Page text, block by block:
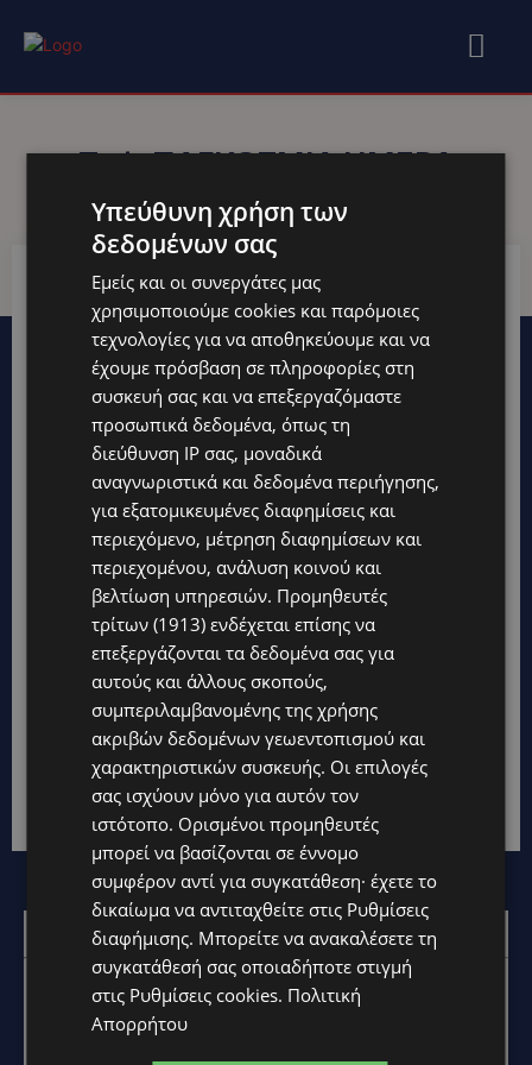
Tag:ΠΑΓΚΌΣΜΙΑ ΗΜΈΡΑ
ΠΑΓΚΟΣΜΙΑ ΗΜΕΡΑ ΣΕΞΕΡΓΑΣΙΑΣ: Το αρχαιότερο
και πιο λοιδορημένο επάγγελμα
CALENDAR 2 Ιουνίου, 2026
Γράφει ο Νίκος Κατσαρός «Πού πάτε;»
«Μπουρδελότσαρκα». Ή «Στις κοπέλες». Ή, πιο
απενεχοποιημένα —και πιο ωμά— «θα πάμε στις
Επικοινωνία: marketing@oloimedia.com
Υπεύθυνη χρήση των
δεδομένων σας
Εμείς και οι συνεργάτες μας
χρησιμοποιούμε cookies και παρόμοιες
τεχνολογίες για να αποθηκεύουμε και να
έχουμε πρόσβαση σε πληροφορίες στη
συσκευή σας και να επεξεργαζόμαστε
προσωπικά δεδομένα, όπως τη
διεύθυνση IP σας, μοναδικά
αναγνωριστικά και δεδομένα περιήγησης,
για εξατομικευμένες διαφημίσεις και
περιεχόμενο, μέτρηση διαφημίσεων και
περιεχομένου, ανάλυση κοινού και
βελτίωση υπηρεσιών. Προμηθευτές
τρίτων (1913) ενδέχεται επίσης να
επεξεργάζονται τα δεδομένα σας για
αυτούς και άλλους σκοπούς,
συμπεριλαμβανομένης της χρήσης
ακριβών δεδομένων γεωεντοπισμού και
χαρακτηριστικών συσκευής. Οι επιλογές
σας ισχύουν μόνο για αυτόν τον
ιστότοπο. Ορισμένοι προμηθευτές
μπορεί να βασίζονται σε έννομο
συμφέρον αντί για συγκατάθεση· έχετε το
δικαίωμα να αντιταχθείτε στις Ρυθμίσεις
διαφήμισης. Μπορείτε να ανακαλέσετε τη
συγκατάθεσή σας οποιαδήποτε στιγμή
στις Ρυθμίσεις cookies. Πολιτική
Απορρήτου